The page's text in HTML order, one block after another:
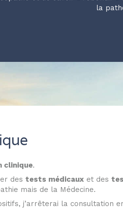
la
clinique.
des tests médicaux et des
mais de la Médecine.
j’arrêterai la consultation